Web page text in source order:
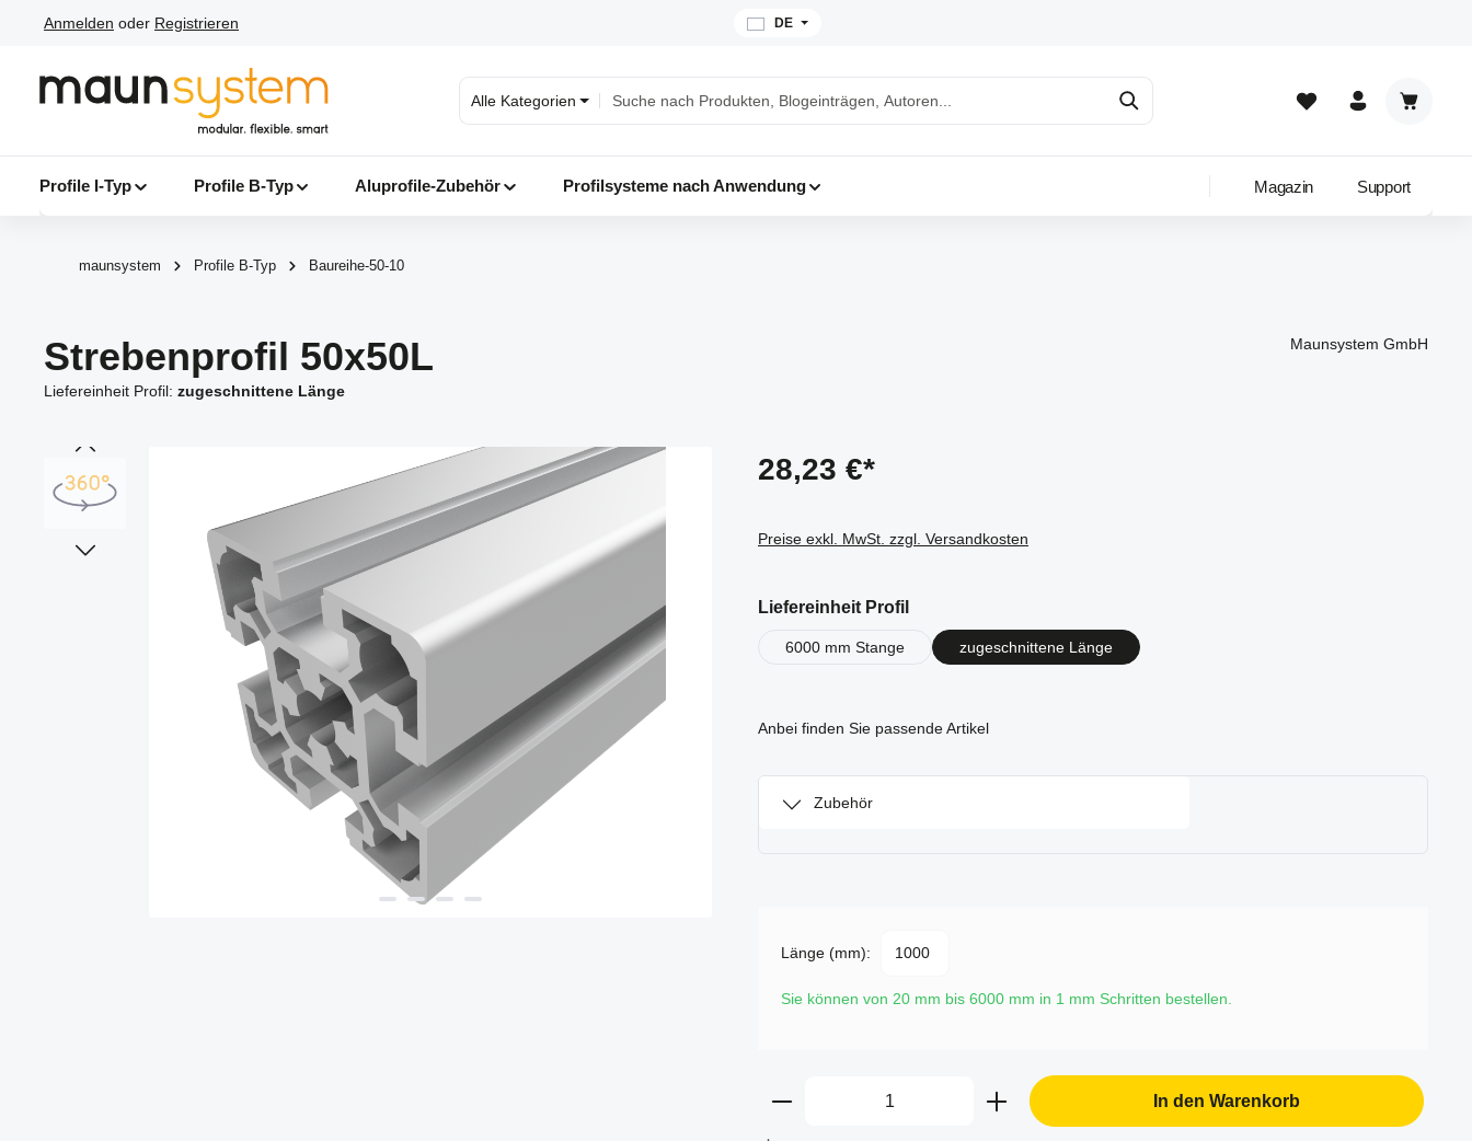
Hauptinhalt springen
Zur Suche springen
Zur Hauptnavigation springen
Anmelden oder Registrieren DE
Alle Kategorien
Profile I-Typ Profile B-Typ Aluprofile-Zubehör Profilsysteme nach Anwendung Magazin Support
maunsystem Profile B-Typ Baureihe-50-10
Strebenprofil 50x50L
Liefereinheit Profil: zugeschnittene Länge
Maunsystem GmbH
28,23 €*
Preise exkl. MwSt. zzgl. Versandkosten
Liefereinheit Profilauswählen
6000 mm Stange zugeschnittene Länge
Anbei finden Sie passende Artikel
Zubehör
Länge (mm):
Sie können von 20 mm bis 6000 mm in 1 mm Schritten bestellen.
Produkt Anzahl: Gib den gewünschten Wert ein oder
In den Warenkorb